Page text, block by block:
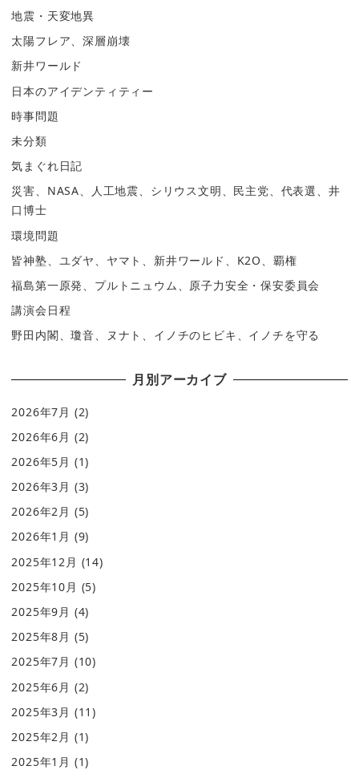
地震・天変地異
太陽フレア、深層崩壊
新井ワールド
日本のアイデンティティー
時事問題
未分類
気まぐれ日記
災害、NASA、人工地震、シリウス文明、民主党、代表選、井
口博士
環境問題
皆神塾、ユダヤ、ヤマト、新井ワールド、K2O、覇権
福島第一原発、プルトニュウム、原子力安全・保安委員会
講演会日程
野田内閣、瓊音、ヌナト、イノチのヒビキ、イノチを守る
月別アーカイブ
2026年7月 (2)
2026年6月 (2)
2026年5月 (1)
2026年3月 (3)
2026年2月 (5)
2026年1月 (9)
2025年12月 (14)
2025年10月 (5)
2025年9月 (4)
2025年8月 (5)
2025年7月 (10)
2025年6月 (2)
2025年3月 (11)
2025年2月 (1)
2025年1月 (1)